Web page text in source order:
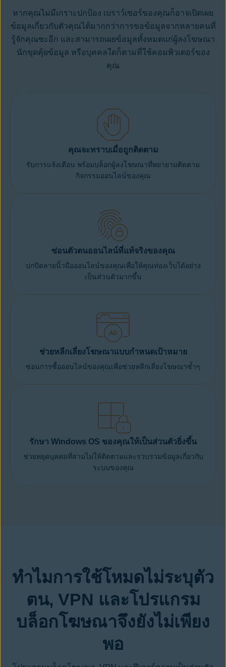
หากคุณไม่มีเกราะปกป้อง เบราว์เซอร์ของคุณก็อาจเปิดเผย
ข้อมูลเกี่ยวกับตัวคุณได้มากกว่าการขอข้อมูลจากหลายคนที่
รู้จักคุณซะอีก และสามารถเผยข้อมูลทั้งหมดแก่ผู้ลงโฆษณา
นักขุดคุ้ยข้อมูล หรือบุคคลใดก็ตามที่ใช้คอมพิวเตอร์ของ
คุณ
คุณจะทราบเมื่อถูกติดตาม
รับการแจ้งเตือน พร้อมบล็อกผู้ลงโฆษณาที่พยายามติดตาม
กิจกรรมออนไลน์ของคุณ
ซ่อนตัวตนออนไลน์ที่แท้จริงของคุณ
ปกปิดลายนิ้วมือออนไลน์ของคุณเพื่อให้คุณท่องเว็บได้อย่าง
เป็นส่วนตัวมากขึ้น
ช่วยหลีกเลี่ยงโฆษณาแบบกำหนดเป้าหมาย
ซ่อนการซื้อออนไลน์ของคุณเพื่อช่วยหลีกเลี่ยงโฆษณาซ้ำๆ
รักษา Windows OS ของคุณให้เป็นส่วนตัวยิ่งขึ้น
ช่วยหยุดบุคคลที่สามไม่ให้ติดตามและรวบรวมข้อมูลเกี่ยวกับ
ระบบของคุณ
ทำไมการใช้โหมดไม่ระบุตัว
ตน, VPN และโปรแกรม
บล็อกโฆษณาจึงยังไม่เพียง
พอ